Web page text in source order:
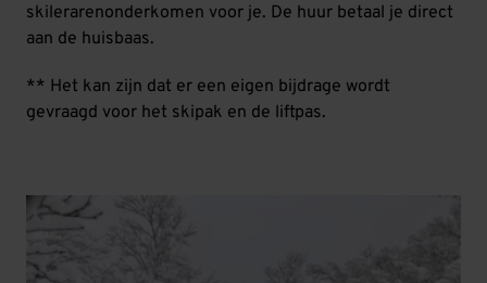
skilerarenonderkomen voor je. De huur betaal je direct
aan de huisbaas.
** Het kan zijn dat er een eigen bijdrage wordt
gevraagd voor het skipak en de liftpas.